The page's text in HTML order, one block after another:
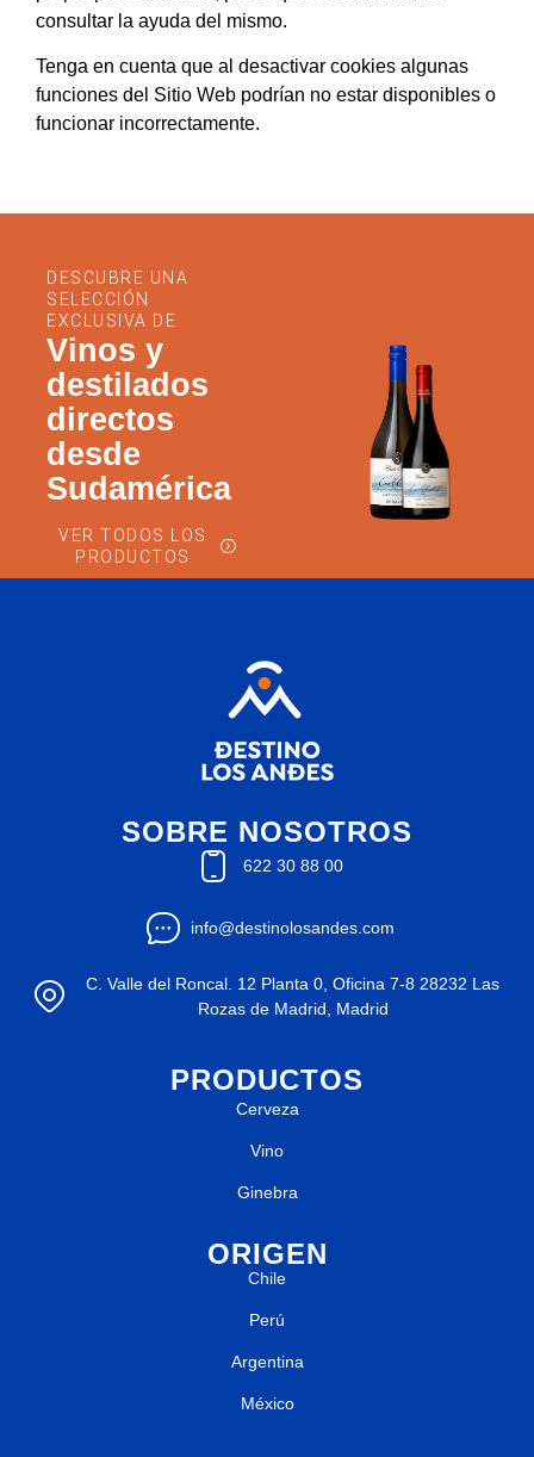
consultar la ayuda del mismo.
Tenga en cuenta que al desactivar cookies algunas
funciones del Sitio Web podrían no estar disponibles o
funcionar incorrectamente.
DESCUBRE UNA
SELECCIÓN
EXCLUSIVA DE
Vinos y
destilados
directos
desde
Sudamérica
VER TODOS LOS
PRODUCTOS
SOBRE NOSOTROS
622 30 88 00
info@destinolosandes.com
C. Valle del Roncal. 12 Planta 0, Oficina 7-8 28232 Las
Rozas de Madrid, Madrid
PRODUCTOS
Cerveza
Vino
Ginebra
ORIGEN
Chile
Perú
Argentina
México